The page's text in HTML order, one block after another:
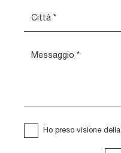
Ho preso visione della